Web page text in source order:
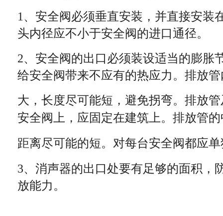
1、安全阀必须垂直安装，并直接安装
头内径应不小于安全阀的进口通径。
2、安全阀的出口必须装设适当的膨胀
给安全阀带来不应有的热应力。排放
大，长度尽可能短，避免拐弯。排放
安全阀上，应固定在建筑上。排放管
距离尽可能的短。对每台安全阀都应
3、消声器的出口处要有足够的面积，
放能力。